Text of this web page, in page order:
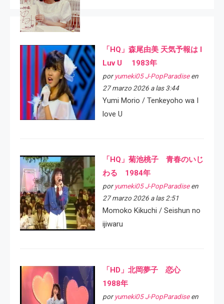
「HQ」森尾由美 天気予報は I
Luv U 1983年
por yumeki05 J-PopParadiseen
27 marzo 2026 a las 3:44
Yumi Morio / Tenkeyoho wa I
love U
「HQ」菊池桃子 青春のいじ
わる 1984年
por yumeki05 J-PopParadiseen
27 marzo 2026 a las 2:51
Momoko Kikuchi / Seishun no
ijiwaru
「HD」北岡夢子 恋心
1988年
por yumeki05 J-PopParadiseen